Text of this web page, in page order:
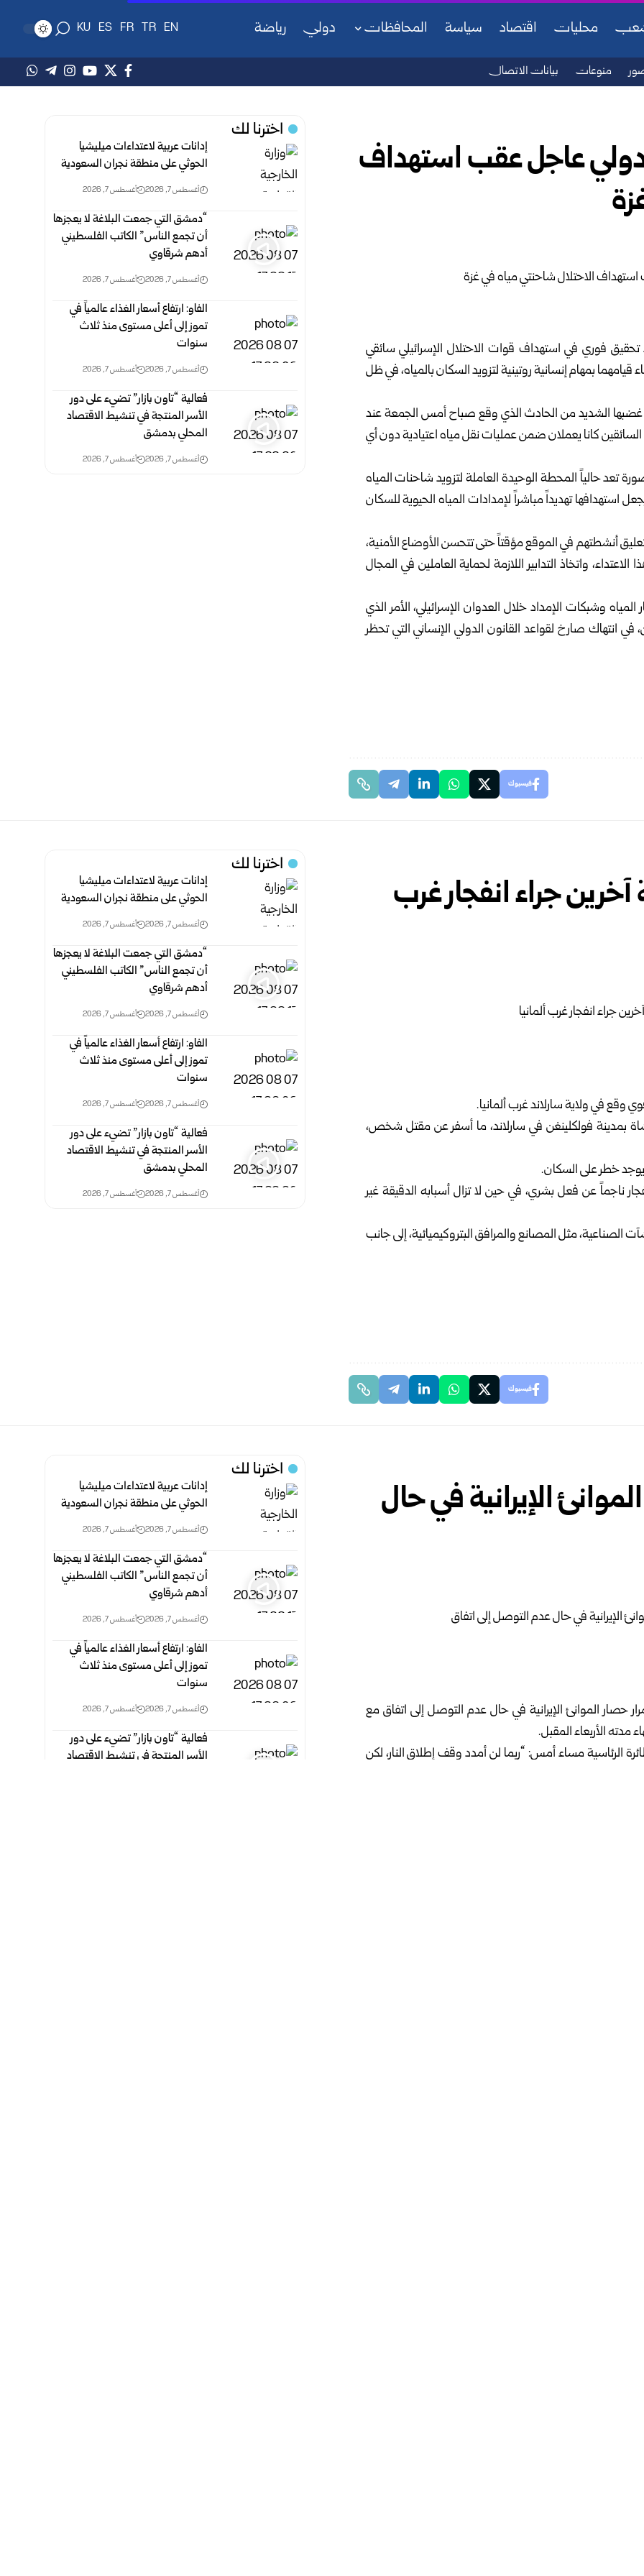
محليات اقتصاد سياسة المحافظات دولي رياضة EN
TR
FR
ES
KU
منوعات بيانات الاتصال
عاجل عقب استهداف
فوري في استهداف قوات الاحتلال الإسرائيلي سائقي
قيامهما بمهام إنسانية روتينية لتزويد السكان بالمياه، في ظل
غضبها الشديد من الحادث الذي وقع صباح أمس الجمعة عند
كانا يعملان ضمن عمليات نقل مياه اعتيادية دون أي
حالياً المحطة الوحيدة العاملة لتزويد شاحنات المياه
تهديداً مباشراً لإمدادات المياه الحيوية للسكان
أنشطتهم في الموقع مؤقتاً حتى تتحسن الأوضاع الأمنية،
واتخاذ التدابير اللازمة لحماية العاملين في المجال
وشبكات الإمداد خلال العدوان الإسرائيلي، الأمر الذي
انتهاك صارخ لقواعد القانون الدولي الإنساني التي تحظر
فيسبوك
اخترنا لك
إدانات عربية لاعتداءات ميليشيا
الحوثي على منطقة نجران السعودية
أغسطس 7, 2026 أغسطس 7, 2026
“دمشق التي جمعت البلاغة لا يعجزها
أن تجمع الناس” الكاتب الفلسطيني
أدهم شرقاوي
أغسطس 7, 2026 أغسطس 7, 2026
الفاو: ارتفاع أسعار الغذاء عالمياً في
تموز إلى أعلى مستوى منذ ثلاث
‏سنوات
أغسطس 7, 2026 أغسطس 7, 2026
فعالية “تاون بازار” تضيء على دور
الأسر المنتجة في تنشيط الاقتصاد
المحلي بدمشق
أغسطس 7, 2026 أغسطس 7, 2026
جراء انفجار غرب
في ولاية سارلاند غرب ألمانيا.
بمدينة فولكلينغن في سارلاند، ما أسفر عن مقتل شخص،
خطر على السكان.
ناجماً عن فعل بشري، في حين لا تزال أسبابه الدقيقة غير
الصناعية، مثل المصانع والمرافق البتروكيميائية، إلى جانب
فيسبوك
اخترنا لك
إدانات عربية لاعتداءات ميليشيا
الحوثي على منطقة نجران السعودية
أغسطس 7, 2026 أغسطس 7, 2026
“دمشق التي جمعت البلاغة لا يعجزها
أن تجمع الناس” الكاتب الفلسطيني
أدهم شرقاوي
أغسطس 7, 2026 أغسطس 7, 2026
الفاو: ارتفاع أسعار الغذاء عالمياً في
تموز إلى أعلى مستوى منذ ثلاث
‏سنوات
أغسطس 7, 2026 أغسطس 7, 2026
فعالية “تاون بازار” تضيء على دور
الأسر المنتجة في تنشيط الاقتصاد
المحلي بدمشق
أغسطس 7, 2026 أغسطس 7, 2026
الإيرانية في حال
حصار الموانئ الإيرانية في حال عدم التوصل إلى اتفاق مع
مدته الأربعاء المقبل.
الرئاسية مساء أمس: “ربما لن أمدد وقف إطلاق النار، لكن
اخترنا لك
إدانات عربية لاعتداءات ميليشيا
الحوثي على منطقة نجران السعودية
أغسطس 7, 2026 أغسطس 7, 2026
“دمشق التي جمعت البلاغة لا يعجزها
أن تجمع الناس” الكاتب الفلسطيني
أدهم شرقاوي
أغسطس 7, 2026 أغسطس 7, 2026
الفاو: ارتفاع أسعار الغذاء عالمياً في
تموز إلى أعلى مستوى منذ ثلاث
‏سنوات
أغسطس 7, 2026 أغسطس 7, 2026
فعالية “تاون بازار” تضيء على دور
الأسر المنتجة في تنشيط الاقتصاد